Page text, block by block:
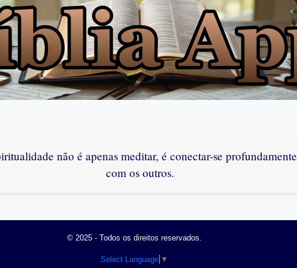
não é apenas meditar, é conectar-se profundamente
com os outros.
© 2025 - Todos os direitos reservados.
Select Language ▼